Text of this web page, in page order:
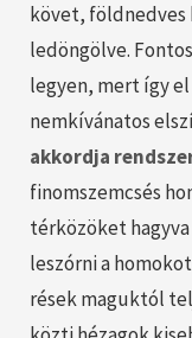
követ, földnedves
ledöngölve.
legyen, mert így
nemkívánatos
akkordja
finomszemcsés
térközöket
leszórni a
rések maguktól